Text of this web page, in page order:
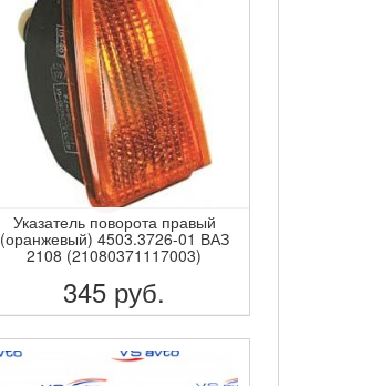
Указатель поворота правый
(оранжевый) 4503.3726-01 ВАЗ
2108 (21080371117003)
345 руб.
ПОДРОБНЕЕ